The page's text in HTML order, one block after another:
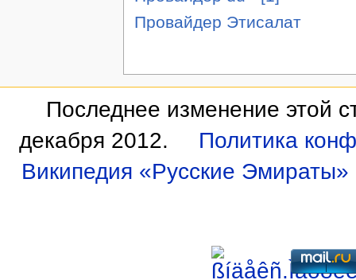
Провайдер Этисалат
Последнее изменение этой
декабря 2012.
Политика
Википедия «Русские Эмираты»